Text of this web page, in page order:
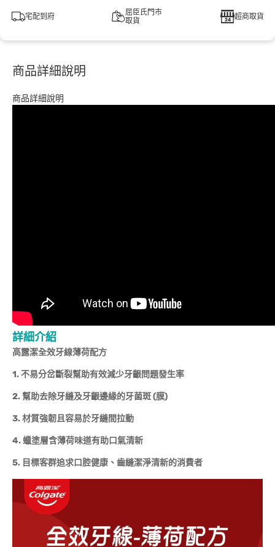
宅配到府
屈臣氏門市
取貨
超商取貨
商品詳細說明
商品詳細說明
詳細介紹
高露潔全效牙線薄荷配方
1. 不易分岔斷裂幫助有效減少牙齦問題發生率
2. 幫助去除牙縫及牙齦邊緣的牙菌斑 (膜)
3. 材質強韌且容易於牙縫間拉動
4. 蠟塗層含薄荷味道有助口氣清新
5. 目標客群追求口腔健康、齒縫潔淨清新的消費者